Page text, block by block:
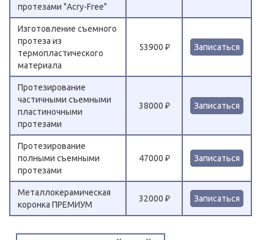
протезами "Acry-Free"
Изготовление съемного
протеза из
термопластического
материала
53900 ₽ Записаться
Протезирование
частичными съемными
пластиночными
протезами
38000 ₽ Записаться
Протезирование
полными съемными
протезами
47000 ₽ Записаться
Металлокерамическая
коронка ПРЕМИУМ
32000 ₽ Записаться